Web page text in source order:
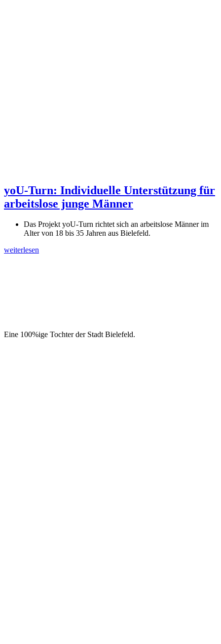
yoU-Turn: Individuelle Unterstützung für
arbeitslose junge Männer
Das Projekt yoU-Turn richtet sich an arbeitslose Männer im
Alter von 18 bis 35 Jahren aus Bielefeld.
weiterlesen
Eine 100%ige Tochter der Stadt Bielefeld.